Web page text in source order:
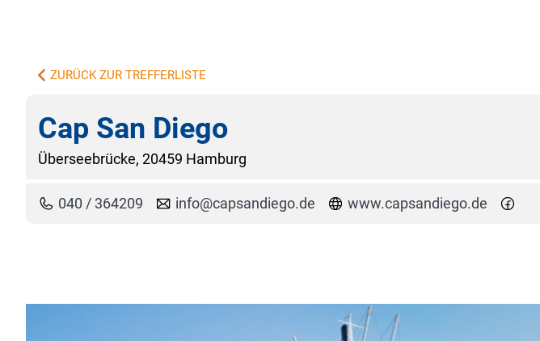
ZURÜCK ZUR TREFFERLISTE
Cap San Diego
Überseebrücke, 20459 Hamburg
040 / 364209 info@capsandiego.de www.capsandiego.de